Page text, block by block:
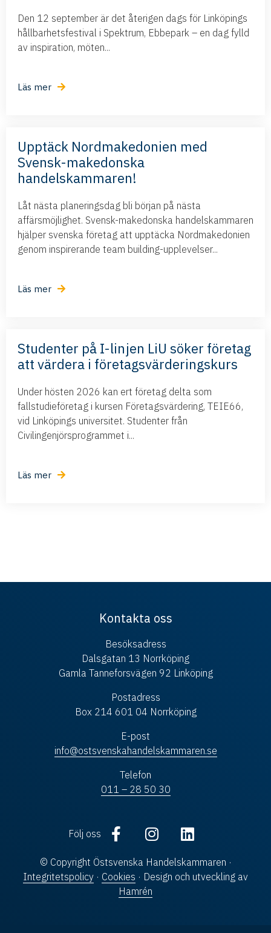
Den 12 september är det återigen dags för Linköpings
hållbarhetsfestival i Spektrum, Ebbepark – en dag fylld
av inspiration, möten...
Läs mer
Upptäck Nordmakedonien med
Svensk-makedonska
handelskammaren!
Låt nästa planeringsdag bli början på nästa
affärsmöjlighet. Svensk-makedonska handelskammaren
hjälper svenska företag att upptäcka Nordmakedonien
genom inspirerande team building-upplevelser...
Läs mer
Studenter på I-linjen LiU söker företag
att värdera i företagsvärderingskurs
Under hösten 2026 kan ert företag delta som
fallstudieföretag i kursen Företagsvärdering, TEIE66,
vid Linköpings universitet. Studenter från
Civilingenjörsprogrammet i...
Läs mer
Kontakta oss
Besöksadress
Dalsgatan 13 Norrköping
Gamla Tanneforsvägen 92 Linköping
Postadress
Box 214 601 04 Norrköping
E-post
info@ostsvenskahandelskammaren.se
Telefon
011 – 28 50 30
Följ oss
© Copyright Östsvenska Handelskammaren ·
Integritetspolicy · Cookies · Design och utveckling av
Hamrén